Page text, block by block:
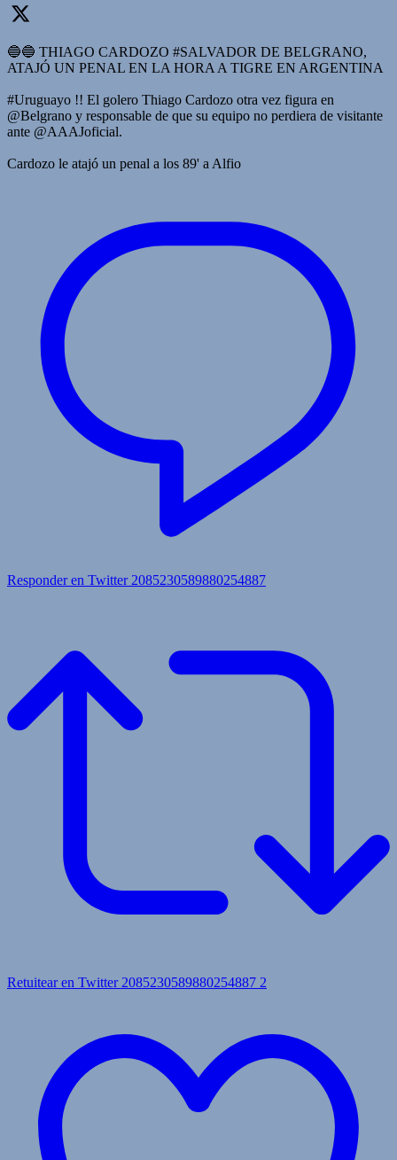
🔵🔵 THIAGO CARDOZO #SALVADOR DE BELGRANO,
ATAJÓ UN PENAL EN LA HORA A TIGRE EN ARGENTINA
#Uruguayo !! El golero Thiago Cardozo otra vez figura en
@Belgrano y responsable de que su equipo no perdiera de visitante
ante @AAAJoficial.
Cardozo le atajó un penal a los 89' a Alfio
Responder en Twitter 2085230589880254887
Retuitear en Twitter 2085230589880254887 2